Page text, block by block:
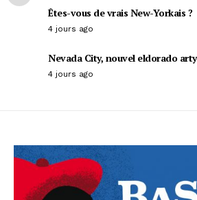
Êtes-vous de vrais New-Yorkais ?
4 jours ago
Nevada City, nouvel eldorado
4 jours ago